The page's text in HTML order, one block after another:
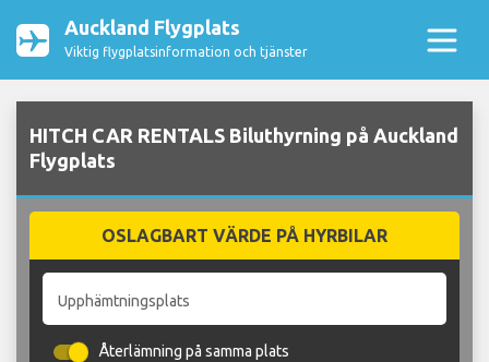
Auckland Flygplats
Viktig flygplatsinformation och tjänster
HITCH CAR RENTALS Biluthyrning på Auckland
Flygplats
OSLAGBART VÄRDE PÅ HYRBILAR
Upphämtningsplats
Återlämning på samma plats